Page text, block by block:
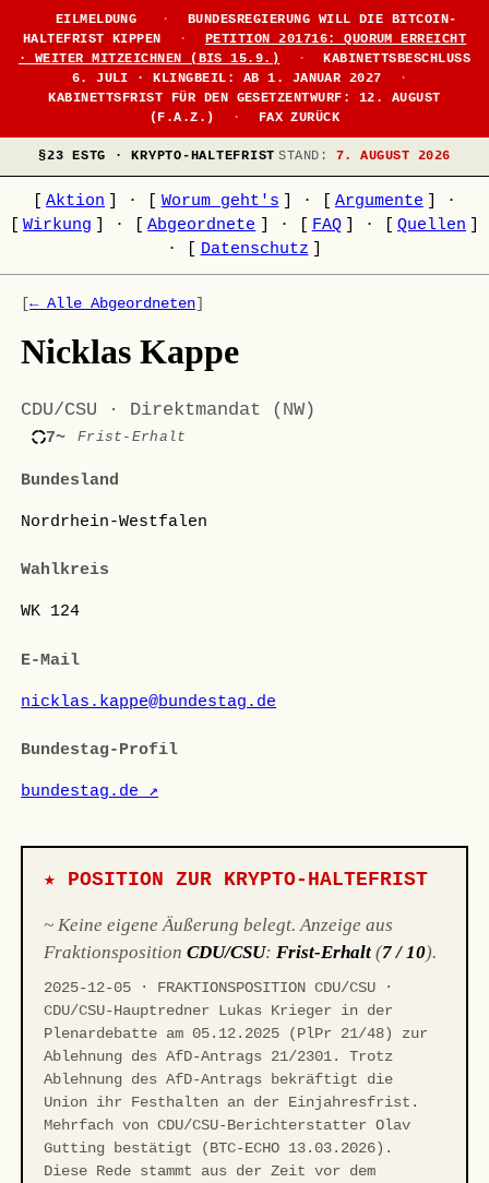
EILMELDUNG ·
BUNDESREGIERUNG WILL DIE BITCOIN-
HALTEFRIST KIPPEN
·
PETITION 201716: QUORUM ERREICHT
· WEITER MITZEICHNEN (BIS 15.9.)
·
KABINETTSBESCHLUSS
6. JULI · KLINGBEIL: AB 1. JANUAR 2027
·
KABINETTSFRIST FÜR DEN GESETZENTWURF: 12. AUGUST
(F.A.Z.)
· FAX ZURÜCK
§23 ESTG · KRYPTO-HALTEFRIST STAND: 7. AUGUST 2026
Aktion · Worum geht's · Argumente
·
Wirkung · Abgeordnete · FAQ · Quellen
·
Datenschutz
[← Alle Abgeordneten]
Nicklas Kappe
CDU/CSU · Direktmandat (NW)
7~ Frist-Erhalt
Bundesland
Nordrhein-Westfalen
Wahlkreis
WK 124
E-Mail
nicklas.kappe@bundestag.de
Bundestag-Profil
bundestag.de ↗
★ POSITION ZUR KRYPTO-HALTEFRIST
~ Keine eigene Äußerung belegt. Anzeige aus
FraktionspositionCDU/CSU:Frist-Erhalt (7 / 10).
2025-12-05 · FRAKTIONSPOSITION CDU/CSU ·
CDU/CSU-Hauptredner Lukas Krieger in der
Plenardebatte am 05.12.2025 (PlPr 21/48) zur
Ablehnung des AfD-Antrags 21/2301. Trotz
Ablehnung des AfD-Antrags bekräftigt die
Union ihr Festhalten an der Einjahresfrist.
Mehrfach von CDU/CSU-Berichterstatter Olav
Gutting bestätigt (BTC-ECHO 13.03.2026).
Diese Rede stammt aus der Zeit vor dem